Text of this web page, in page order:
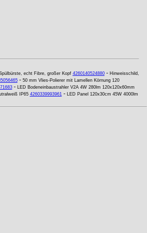
echt Fibre, großer Kopf 4260140524880- Hinweisschild,
- 50 mm Vlies-Polierer mit Lamellen Körnung 120
- LED Bodeneinbaustrahler V2A 4W 280lm 120x120x60mm
IP65 4260339993961- LED Panel 120x30cm 45W 4000lm